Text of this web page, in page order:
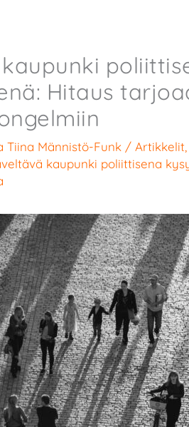
Hitaus
Tiina Männistö-Funk / Artikkelit
kaupunki poliittisena